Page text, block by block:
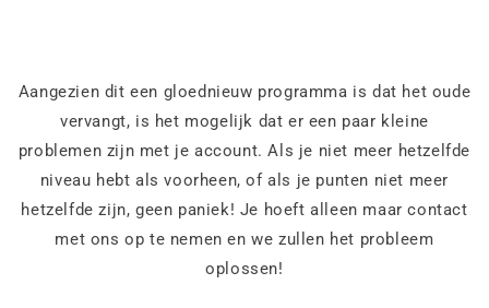
Aangezien dit een gloednieuw programma is dat het oude
vervangt, is het mogelijk dat er een paar kleine
problemen zijn met je account. Als je niet meer hetzelfde
niveau hebt als voorheen, of als je punten niet meer
hetzelfde zijn, geen paniek! Je hoeft alleen maar contact
met ons op te nemen en we zullen het probleem
oplossen!